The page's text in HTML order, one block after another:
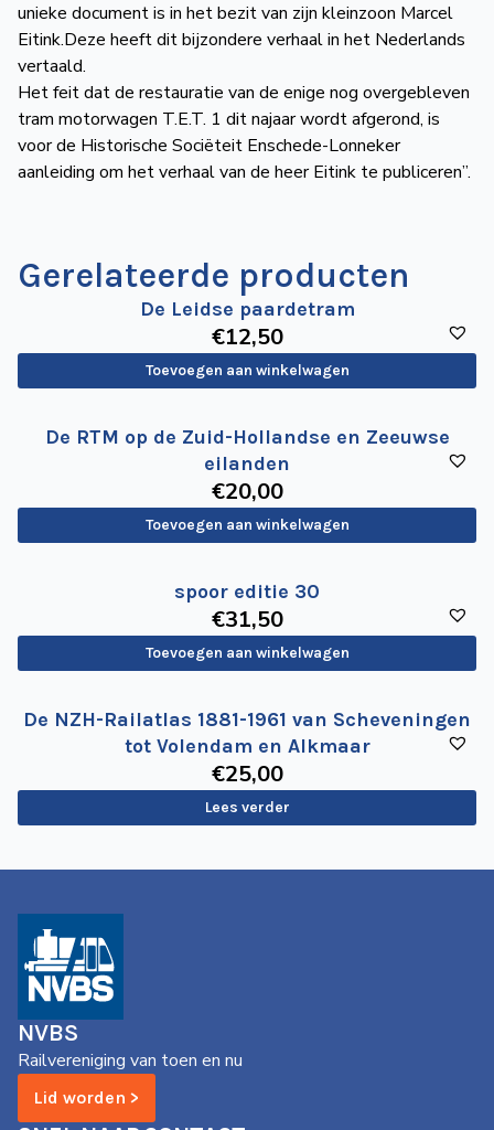
unieke document is in het bezit van zijn kleinzoon Marcel
Eitink.Deze heeft dit bijzondere verhaal in het Nederlands
vertaald.
Het feit dat de restauratie van de enige nog overgebleven
tram motorwagen T.E.T. 1 dit najaar wordt afgerond, is
voor de Historische Sociëteit Enschede-Lonneker
aanleiding om het verhaal van de heer Eitink te publiceren”.
Gerelateerde producten
De Leidse paardetram
€12,50
Toevoegen aan winkelwagen
De RTM op de Zuid-Hollandse en Zeeuwse
eilanden
€20,00
Toevoegen aan winkelwagen
spoor editie 30
€31,50
Toevoegen aan winkelwagen
De NZH-Railatlas 1881-1961 van Scheveningen
tot Volendam en Alkmaar
€25,00
Lees verder
NVBS
Railvereniging van toen en nu
Lid worden >